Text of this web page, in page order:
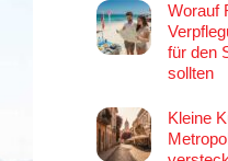
Worauf
für den
sollten
Kleine